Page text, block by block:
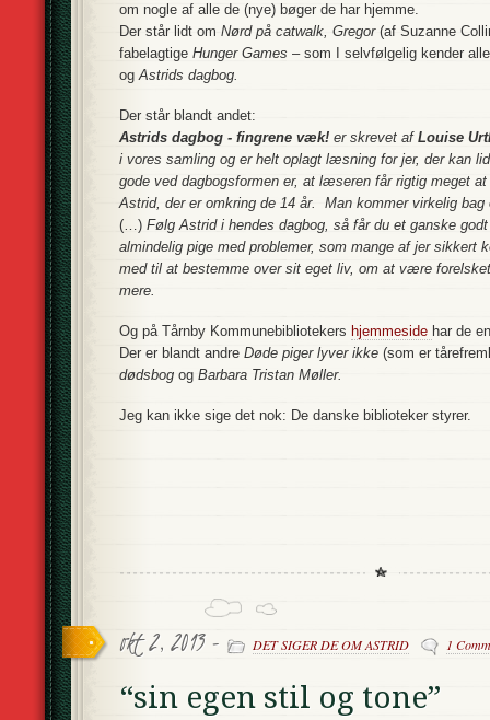
om nogle af alle de (nye) bøger de har hjemme.
Der står lidt om Nørd på catwalk, Gregor (af Suzanne
fabelagtige Hunger Games – som I selvfølgelig kender
ogAstrids dagbog.
Der står blandt andet:
Astrids dagbog - fingrene væk! er skrevet af Louise
i vores samling og er helt oplagt læsning for jer, der kan
gode ved dagbogsformen er, at læseren får rigtig meget
Astrid, der er omkring de 14 år. Man kommer virkelig bag
(…) Følg Astrid i hendes dagbog, så får du et ganske
almindelig pige med problemer, som mange af jer sikkert
med til at bestemme over sit eget liv, om at være
mere.
Og på Tårnby Kommunebibliotekers hjemmeside har de
Der er blandt andre Døde piger lyver ikke (som er
dødsbog og Barbara Tristan Møller.
Jeg kan ikke sige det nok: De danske biblioteker styrer.
okt 2, 2013 - DET SIGER DE OM ASTRID 1
“sin egen stil og tone”